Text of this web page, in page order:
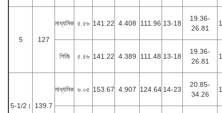
5 127
মাধ্যমিক ৫.৫৬ 141.22 4.408 111.96 13-18
19.36-
26.81
পিজি ৫.৫৬ 141.22 4.389 111.48 13-18
19.36-
26.81
5-1/2। 139.7
মাধ্যমিক ৬.০৫ 153.67 4.907 124.64 14-23
20.85-
34.26